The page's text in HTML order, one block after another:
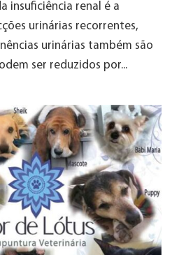
insuficiência renal é a
urinárias recorrentes,
urinárias também são
ser reduzidos por...